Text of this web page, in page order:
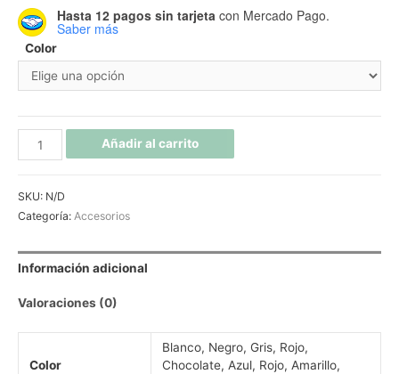
Hasta 12 pagos sin tarjeta con Mercado Pago.
Saber más
Color
Añadir al carrito
SKU: N/D
Categoría: Accesorios
Información adicional
Valoraciones (0)
Color
Blanco, Negro, Gris, Rojo,
Chocolate, Azul, Rojo, Amarillo,